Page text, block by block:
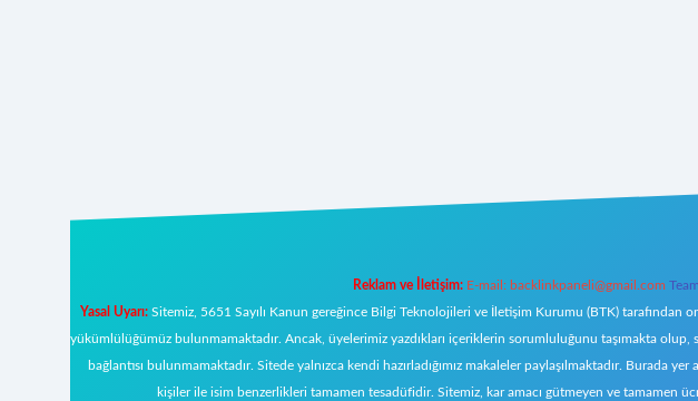
Reklam ve İletişim: E-mail: backlinkpaneli@gmail.com
Yasal Uyarı:Sitemiz, 5651 Sayılı Kanun gereğince Bilgi Teknolojileri ve İletişim Kurumu (BTK) tarafından
yükümlülüğümüz bulunmamaktadır. Ancak, üyelerimiz yazdıkları içeriklerin sorumluluğunu taşımakta
bağlantısı bulunmamaktadır. Sitede yalnızca kendi hazırladığımız makaleler paylaşılmaktadır.
kişiler ile isim benzerlikleri tamamen tesadüfidir. Sitemiz, kar amacı gütmeyen ve tamamen